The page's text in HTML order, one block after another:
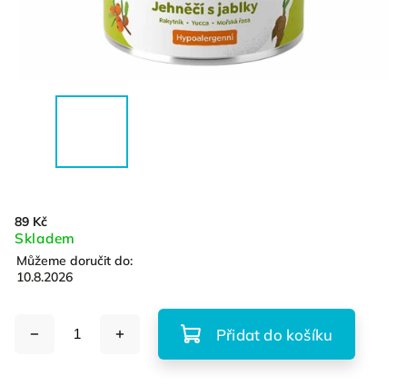
89 Kč
Skladem
Můžeme doručit do:
10.8.2026
Přidat do košíku